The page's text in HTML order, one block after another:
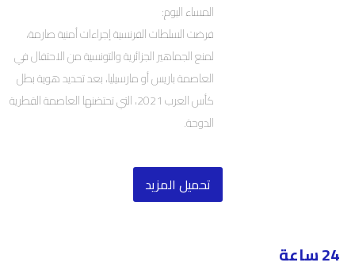
المساء اليوم:
فرضت السلطات الفرنسية إجراءات أمنية صارمة،
لمنع الجماهير الجزائرية والتونسية من الاحتفال في
العاصمة باريس أو مارسيليا، بعد تحديد هوية بطل
كأس العرب 2021، التي تحتضنها العاصمة القطرية
الدوحة.
تحميل المزيد
24 ساعة